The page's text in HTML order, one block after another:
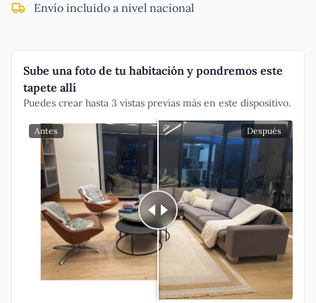
Envío incluido a nivel nacional
Sube una foto de tu habitación y pondremos este
tapete allí
Puedes crear hasta 3 vistas previas más en este dispositivo.
Antes Después